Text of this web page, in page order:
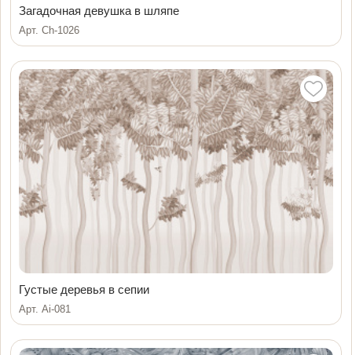
Загадочная девушка в шляпе
Арт. Ch-1026
Густые деревья в сепии
Арт. Ai-081